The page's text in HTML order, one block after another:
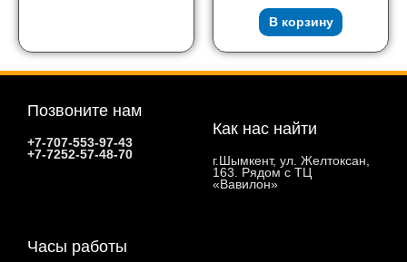
В корзину
Позвоните нам
+7-707-553-97-43
+7-7252-57-48-70
Как нас найти
г.Шымкент, ул. Желтоксан,
163. Рядом с ТЦ
«Вавилон»
Часы работы